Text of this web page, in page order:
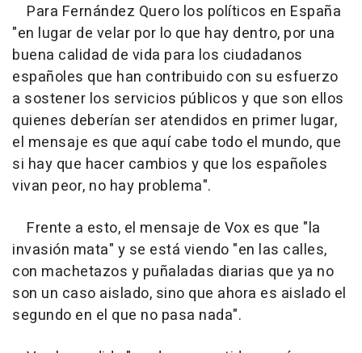
Para Fernández Quero los políticos en España
"en lugar de velar por lo que hay dentro, por una
buena calidad de vida para los ciudadanos
españoles que han contribuido con su esfuerzo
a sostener los servicios públicos y que son ellos
quienes deberían ser atendidos en primer lugar,
el mensaje es que aquí cabe todo el mundo, que
si hay que hacer cambios y que los españoles
vivan peor, no hay problema".
Frente a esto, el mensaje de Vox es que "la
invasión mata" y se está viendo "en las calles,
con machetazos y puñaladas diarias que ya no
son un caso aislado, sino que ahora es aislado el
segundo en el que no pasa nada".